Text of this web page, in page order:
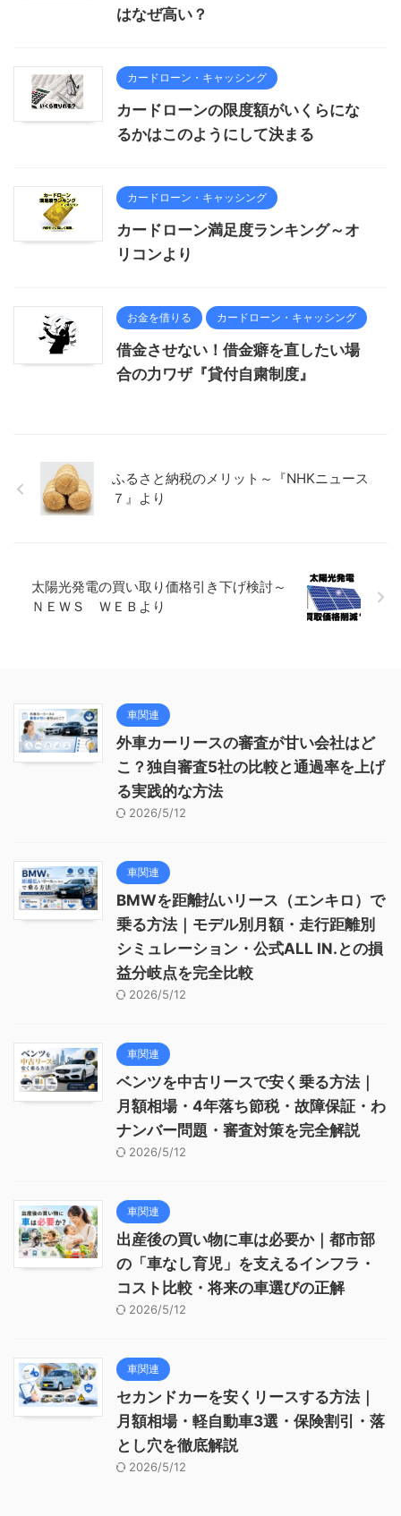
はなぜ高い？
カードローン・キャッシング
カードローンの限度額がいくらにな
るかはこのようにして決まる
カードローン・キャッシング
カードローン満足度ランキング～オ
リコンより
お金を借りる カードローン・キャッシング
借金させない！借金癖を直したい場
合の力ワザ『貸付自粛制度』
ふるさと納税のメリット～『NHKニュース
７』より
太陽光発電の買い取り価格引き下げ検討～
ＮＥＷＳ ＷＥＢより
車関連
外車カーリースの審査が甘い会社はど
こ？独自審査5社の比較と通過率を上げ
る実践的な方法
2026/5/12
車関連
BMWを距離払いリース（エンキロ）で
乗る方法｜モデル別月額・走行距離別
シミュレーション・公式ALL IN.との損
益分岐点を完全比較
2026/5/12
車関連
ベンツを中古リースで安く乗る方法｜
月額相場・4年落ち節税・故障保証・わ
ナンバー問題・審査対策を完全解説
2026/5/12
車関連
出産後の買い物に車は必要か｜都市部
の「車なし育児」を支えるインフラ・
コスト比較・将来の車選びの正解
2026/5/12
車関連
セカンドカーを安くリースする方法｜
月額相場・軽自動車3選・保険割引・落
とし穴を徹底解説
2026/5/12